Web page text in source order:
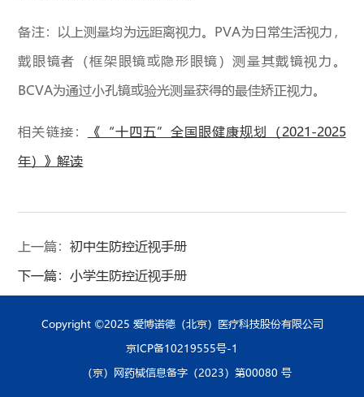
备注：以上测量均为远距离视力。PVA为日常生活视力，
戴眼镜者（框架眼镜或隐形眼镜）测量其戴镜视力。
BCVA为通过小孔镜或验光测量获得的最佳矫正视力。
相关链接：
《“十四五”全国眼健康规划（2021-2025
年）》解读
上一篇：初中生防控近视手册
下一篇：小学生防控近视手册
Copyright ©2025 爱博诺德（北京）医疗科技股份有限公司
京ICP备10219555号-1
（京）网药械信息备字（2023）第00080 号